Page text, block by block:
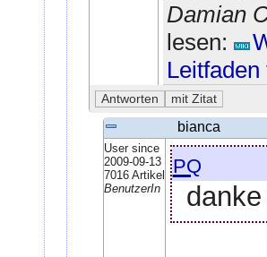
Damian
lesen:
bianca
User since
2009-09-13
7016 Artikel
BenutzerIn
pq